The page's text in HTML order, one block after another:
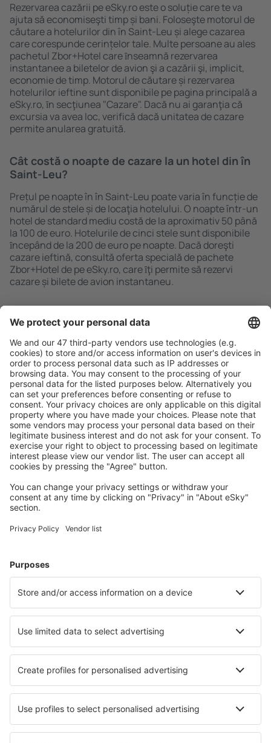
Rezervarea cazării pe eSky.ro este o soluție care te va
ajuta să economiseşti timp și bani. Foloseşte motorul de
căutare a hotelurilor din în Saint-Leu și alege cazarea
care corespunde cerințelor tale. Multe persoane au ales
pachetul Zbor+Hotel care ȋnseamnă rezervarea
instantanee a biletelor de avion şi a cazării şi, implicit,
economie de timp. Motorul de căutare și rezervarea
hotelurilor ieftine sunt disponibile pe pagina principală a
eSky.ro, ȋn secţiunea "Cazare". Dacă nu ai garanţia că
excursia va avea loc, verifică dacă unitatea de cazare
permite anularea gratuită.
Cât costă o noapte de cazare la un hotel din în
Saint-Leu?
Prețul pe noapte în în Saint-Leu poate varia în funcție de
numărul de stele și de locaţia hotelului. O noapte într-un
hotel de standard mediu costă de la aproximativ 50 până
la 100 de euro. Hotelurile de cinci stele sunt disponibile
ȋncepând de la 200 de euro pe noapte. Dacă doreşti
cazare ieftină, consultă oferta specială de pachete
Zbor+Hotel de pe eSky.ro, care ȋţi permite să rezervi
cazare și bilete de avion instantaneu.
Caută rapid şi uşor
Ofertă adaptată aşteptărilor tale.
Planifică ȋn siguranţă
Rezervare fără griji cu opțiune gratuită de anulare.
Economiseşte mai mult
Prețuri atractive și oferte speciale pentru utilizatorii
conectați.
Cazarea preferată
apartamente și altele.
Cele mai căutate hoteluri de către utilizatorii eSky
Hoteluri în Reunion - Orașe populare
Hoteluri în Le Tampon Hoteluri în Saint-Joseph
Hoteluri în Saint-Denis Hoteluri în Saint-Pierre
Hoteluri Reunion Hoteluri în Grande Anse
Hoteluri în Petite-Ile Hoteluri în Cilaos